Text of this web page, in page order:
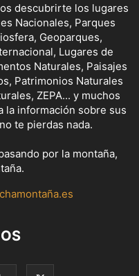
descubrirte los lugares
Nacionales, Parques
Geoparques,
Lugares de
Naturales, Paisajes
Patrimonios Naturales
ZEPA... y muchos
la información sobre sus
te pierdas nada.
por la montaña,